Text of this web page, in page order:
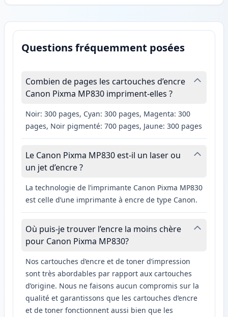
Questions fréquemment posées
Combien de pages les cartouches d’encre
Canon Pixma MP830 impriment-elles ?
Noir: 300 pages, Cyan: 300 pages, Magenta: 300
pages, Noir pigmenté: 700 pages, Jaune: 300 pages
Le Canon Pixma MP830 est-il un laser ou
un jet d’encre ?
La technologie de l’imprimante Canon Pixma MP830
est celle d’une imprimante à encre de type Canon.
Où puis-je trouver l’encre la moins chère
pour Canon Pixma MP830?
Nos cartouches d’encre et de toner d’impression
sont très abordables par rapport aux cartouches
d’origine. Nous ne faisons aucun compromis sur la
qualité et garantissons que les cartouches d’encre
et de toner fonctionnent aussi bien que les